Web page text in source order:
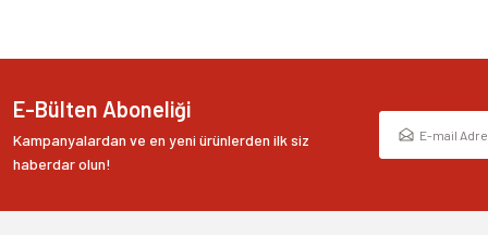
E-Bülten Aboneliği
Kampanyalardan ve en yeni ürünlerden ilk siz
haberdar olun!